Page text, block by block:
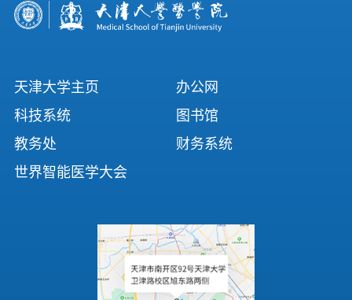
天津大学主页
办公网
科技系统
图书馆
教务处
财务系统
世界智能医学大会